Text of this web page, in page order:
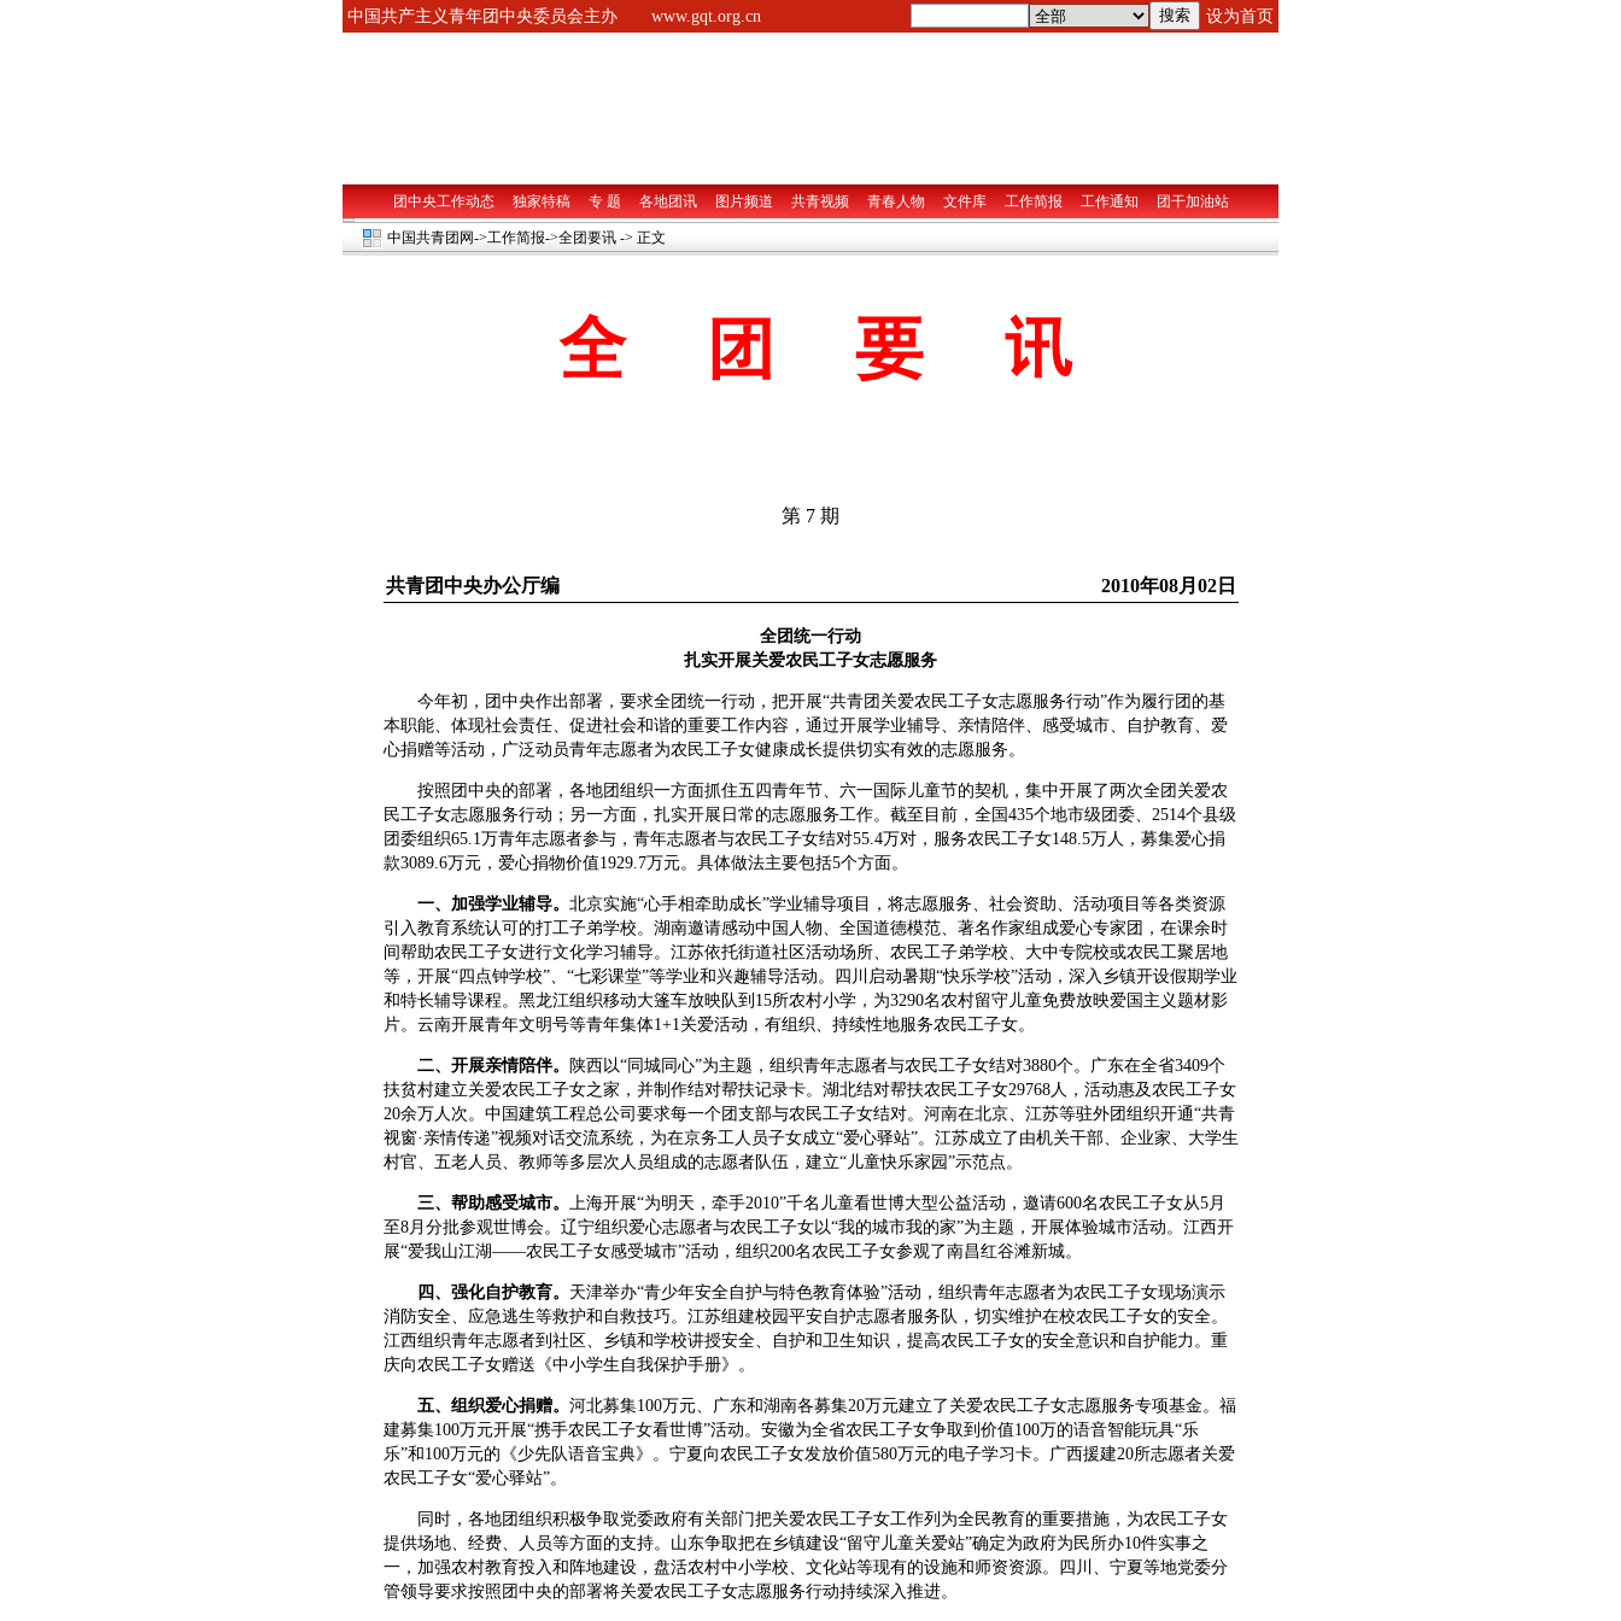
中国共产主义青年团中央委员会主办 www.gqt.org.cn 设为首页
团中央工作动态 独家特稿 专 题 各地团讯 图片频道 共青视频 青春人物 文件库 工作简报 工作通知 团干加油站
中国共青团网->工作简报->全团要讯 -> 正文
第 7 期
共青团中央办公厅编 2010年08月02日
全团统一行动
扎实开展关爱农民工子女志愿服务
今年初，团中央作出部署，要求全团统一行动，把开展“共青团关爱农民工子女志愿服务行动”作为履行团的基
本职能、体现社会责任、促进社会和谐的重要工作内容，通过开展学业辅导、亲情陪伴、感受城市、自护教育、爱
心捐赠等活动，广泛动员青年志愿者为农民工子女健康成长提供切实有效的志愿服务。
按照团中央的部署，各地团组织一方面抓住五四青年节、六一国际儿童节的契机，集中开展了两次全团关爱农
民工子女志愿服务行动；另一方面，扎实开展日常的志愿服务工作。截至目前，全国435个地市级团委、2514个县级
团委组织65.1万青年志愿者参与，青年志愿者与农民工子女结对55.4万对，服务农民工子女148.5万人，募集爱心捐
款3089.6万元，爱心捐物价值1929.7万元。具体做法主要包括5个方面。
一、加强学业辅导。 北京实施“心手相牵助成长”学业辅导项目，将志愿服务、社会资助、活动项目等各类资源
引入教育系统认可的打工子弟学校。湖南邀请感动中国人物、全国道德模范、著名作家组成爱心专家团，在课余时
间帮助农民工子女进行文化学习辅导。江苏依托街道社区活动场所、农民工子弟学校、大中专院校或农民工聚居地
等，开展“四点钟学校”、“七彩课堂”等学业和兴趣辅导活动。四川启动暑期“快乐学校”活动，深入乡镇开设假期学业
和特长辅导课程。黑龙江组织移动大篷车放映队到15所农村小学，为3290名农村留守儿童免费放映爱国主义题材影
片。云南开展青年文明号等青年集体1+1关爱活动，有组织、持续性地服务农民工子女。
二、开展亲情陪伴。
陕西以“同城同心”为主题，组织青年志愿者与农民工子女结对3880个。广东在全省3409个
扶贫村建立关爱农民工子女之家，并制作结对帮扶记录卡。湖北结对帮扶农民工子女29768人，活动惠及农民工子女
20余万人次。中国建筑工程总公司要求每一个团支部与农民工子女结对。河南在北京、江苏等驻外团组织开通“共青
视窗·亲情传递”视频对话交流系统，为在京务工人员子女成立“爱心驿站”。江苏成立了由机关干部、企业家、大学生
村官、五老人员、教师等多层次人员组成的志愿者队伍，建立“儿童快乐家园”示范点。
三、帮助感受城市。 上海开展“为明天，牵手2010”千名儿童看世博大型公益活动，邀请600名农民工子女从5月
至8月分批参观世博会。辽宁组织爱心志愿者与农民工子女以“我的城市我的家”为主题，开展体验城市活动。江西开
展“爱我山江湖——农民工子女感受城市”活动，组织200名农民工子女参观了南昌红谷滩新城。
四、强化自护教育。 天津举办“青少年安全自护与特色教育体验”活动，组织青年志愿者为农民工子女现场演示
消防安全、应急逃生等救护和自救技巧。江苏组建校园平安自护志愿者服务队，切实维护在校农民工子女的安全。
江西组织青年志愿者到社区、乡镇和学校讲授安全、自护和卫生知识，提高农民工子女的安全意识和自护能力。重
庆向农民工子女赠送《中小学生自我保护手册》。
五、组织爱心捐赠。 河北募集100万元、广东和湖南各募集20万元建立了关爱农民工子女志愿服务专项基金。福
建募集100万元开展“携手农民工子女看世博”活动。安徽为全省农民工子女争取到价值100万的语音智能玩具“乐
乐”和100万元的《少先队语音宝典》。宁夏向农民工子女发放价值580万元的电子学习卡。广西援建20所志愿者关爱
农民工子女“爱心驿站”。
同时，各地团组织积极争取党委政府有关部门把关爱农民工子女工作列为全民教育的重要措施，为农民工子女
提供场地、经费、人员等方面的支持。山东争取把在乡镇建设“留守儿童关爱站”确定为政府为民所办10件实事之
一，加强农村教育投入和阵地建设，盘活农村中小学校、文化站等现有的设施和师资资源。四川、宁夏等地党委分
管领导要求按照团中央的部署将关爱农民工子女志愿服务行动持续深入推进。